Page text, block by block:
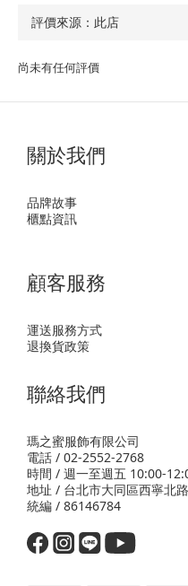
尚未有任何評價
關於我們
品牌故事
櫃點資訊
顧客服務
運送服務方式
退換貨政策
聯絡我們
瑪之蜜服飾有限公司
電話 / 02-2552-2768
時間 / 週一至週五 10:00-
地址 / 台北市大同區西寧北
統編 / 86146784